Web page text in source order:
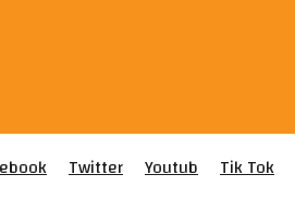
Twitter Youtub Tik Tok